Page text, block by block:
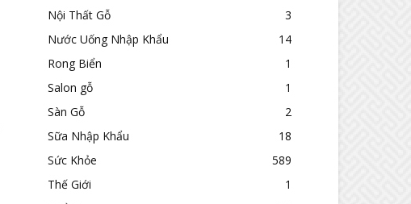
Nội Thất Gỗ
3
Nước Uống Nhập Khẩu
14
Rong Biển
1
Salon gỗ
1
Sàn Gỗ
2
Sữa Nhập Khẩu
18
Sức Khỏe
589
Thế Giới
1